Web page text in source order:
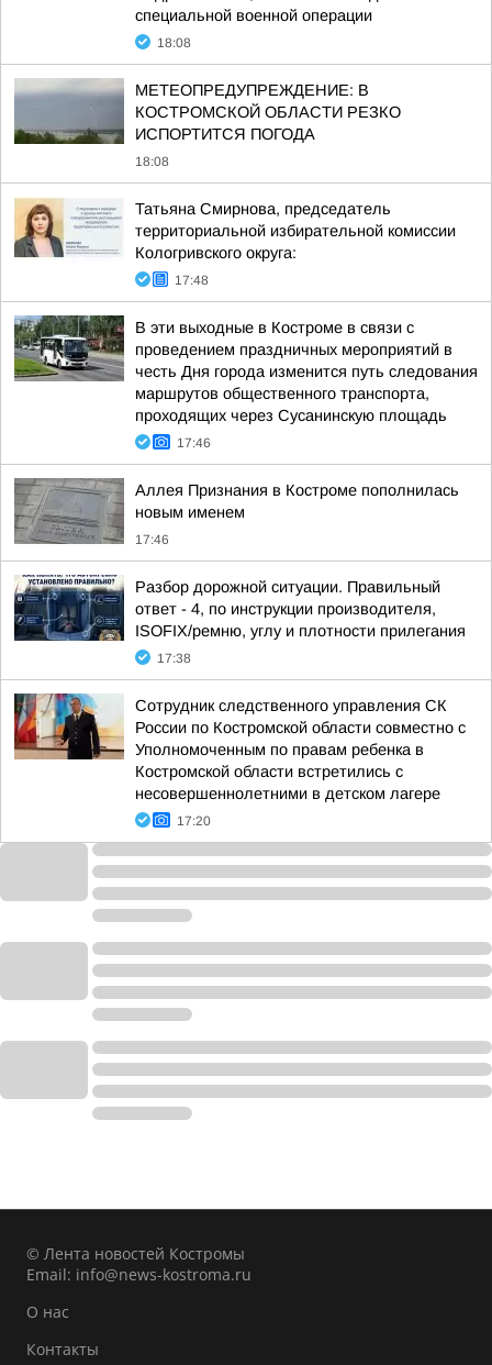
специальной военной операции
18:08
МЕТЕОПРЕДУПРЕЖДЕНИЕ: В
КОСТРОМСКОЙ ОБЛАСТИ РЕЗКО
ИСПОРТИТСЯ ПОГОДА
18:08
Татьяна Смирнова, председатель
территориальной избирательной комиссии
Кологривского округа:
17:48
В эти выходные в Костроме в связи с
проведением праздничных мероприятий в
честь Дня города изменится путь следования
маршрутов общественного транспорта,
проходящих через Сусанинскую площадь
17:46
Аллея Признания в Костроме пополнилась
новым именем
17:46
Разбор дорожной ситуации. Правильный
ответ - 4, по инструкции производителя,
ISOFIX/ремню, углу и плотности прилегания
17:38
Сотрудник следственного управления СК
России по Костромской области совместно с
Уполномоченным по правам ребенка в
Костромской области встретились с
несовершеннолетними в детском лагере
17:20
© Лента новостей Костромы
Email: info@news-kostroma.ru
О нас
Контакты